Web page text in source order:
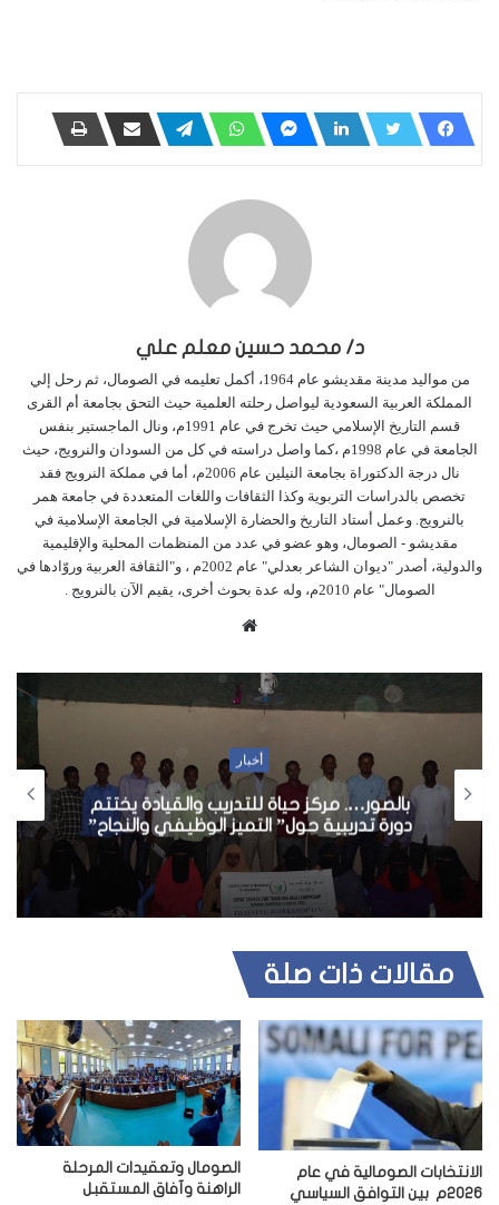
د/ محمد حسين معلم علي
من مواليد مدينة مقديشو عام 1964، أكمل تعليمه في الصومال، ثم رحل إلي
المملكة العربية السعودية ليواصل رحلته العلمية حيث التحق بجامعة أم القرى
قسم التاريخ الإسلامي حيث تخرج في عام 1991م، ونال الماجستير بنفس
الجامعة في عام 1998م ،كما واصل دراسته في كل من السودان والنرويج، حيث
نال درجة الدكتوراة بجامعة النيلين عام 2006م، أما في مملكة النرويج فقد
تخصص بالدراسات التربوية وكذا الثقافات واللغات المتعددة في جامعة همر
بالنرويج. وعمل أستاد التاريخ والحضارة الإسلامية في الجامعة الإسلامية في
مقديشو - الصومال، وهو عضو في عدد من المنظمات المحلية والإقليمية
والدولية، أصدر "ديوان الشاعر بعدلي" عام 2002م ، و"الثقافة العربية وروّادها في
الصومال" عام 2010م، وله عدة بحوث أخرى، يقيم الآن بالنرويج .
ق
ع
ل
و
ي
ب
أخبار
إثيوبيا وإسرائيل تتفقان على تعزيز العلاقات
العسكرية لأعلى مستوى
مقالات ذات صلة
الانتخابات الصومالية في عام
2026م بين التوافق السياسي
الصومال وتعقيدات المرحلة
الراهنة وآفاق المستقبل